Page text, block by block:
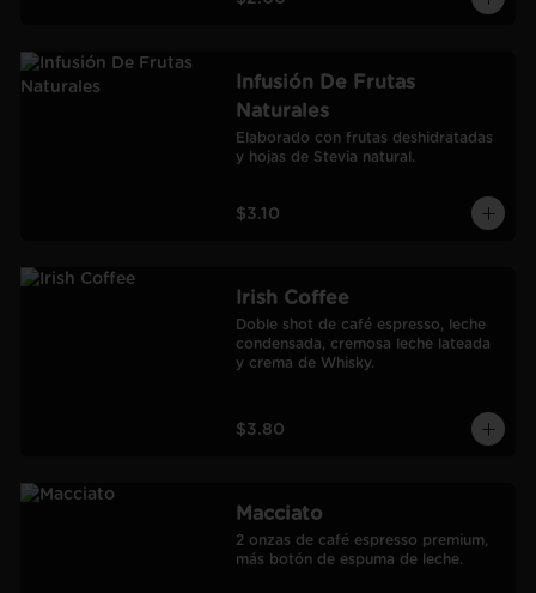
Infusión De Frutas
Naturales
Elaborado con frutas deshidratadas
y hojas de Stevia natural.
$3.10
Irish Coffee
Doble shot de café espresso, leche
condensada, cremosa leche lateada
y crema de Whisky.
$3.80
Macciato
2 onzas de café espresso premium,
más botón de espuma de leche.